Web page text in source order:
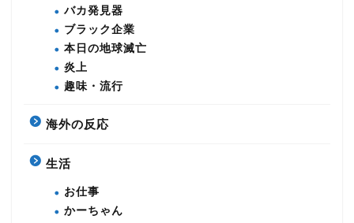
バカ発見器
ブラック企業
本日の地球滅亡
炎上
趣味・流行
海外の反応
生活
お仕事
かーちゃん